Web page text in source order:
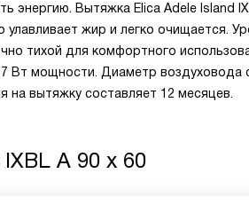
энергию. Вытяжка Elica Adele Island
жир и легко очищается.
тихой для комфортного
Вт мощности. Диаметр воздуховода
на вытяжку составляет 12 месяцев.
A 90 x 60